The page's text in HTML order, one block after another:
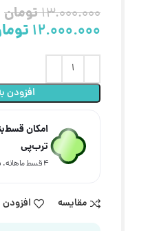
13.000.000تومان
12.000.000
افزودن
امکان
ترب‌پی
۴ قسط ماهانه. بدون سود، چک و ضامن.
مقایسه افزودن